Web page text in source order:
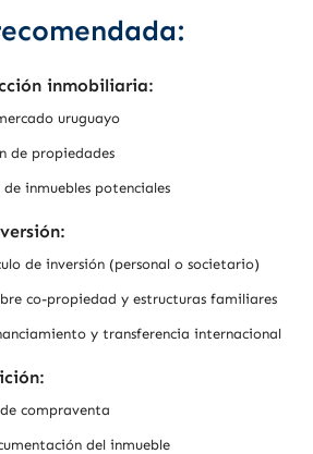
inmobiliaria:
uruguayo
de propiedades
inmuebles potenciales
de inversión (personal o societario)
co-propiedad y estructuras familiares
y transferencia internacional
compraventa
del inmueble